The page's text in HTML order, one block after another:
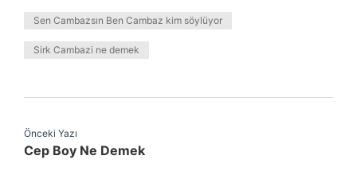
Sen Cambazsın Ben Cambaz kim söylüyor
Sirk Cambazi ne demek
Önceki Yazı
Cep Boy Ne Demek